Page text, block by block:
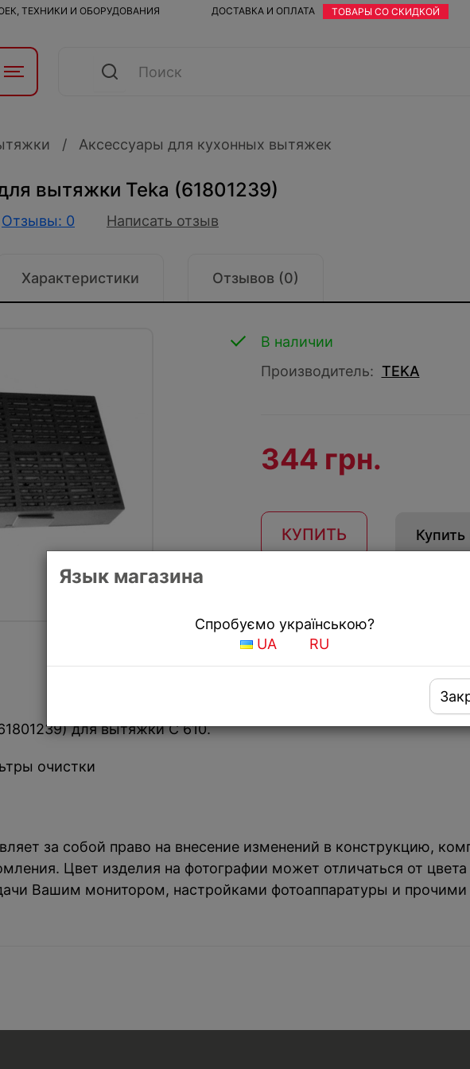
ТЕХНИКИ И ОБОРУДОВАНИЯ ДОСТАВКА И ОПЛАТА ТОВАРЫ СО СКИДКОЙ
Аксессуары для кухонных вытяжек
вытяжки Teka (61801239)
Отзывы: 0 Написать отзыв
Характеристики Отзывов (0)
Язык магазина
Спробуємо українською?
UA
RU
В наличии
Производитель: TEKA
344 грн.
КУПИТЬ Купить
для вытяжки C 610.
очистки
за собой право на внесение изменений в конструкцию,
Цвет изделия на фотографии может отличаться от цвета
Вашим монитором, настройками фотоаппаратуры и